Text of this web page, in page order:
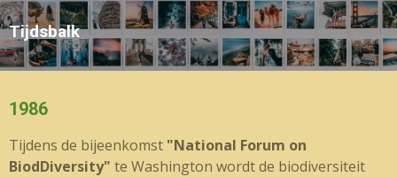
Tijdsbalk
1986
Tijdens de bijeenkomst "National Forum on
BiodDiversity" te Washington wordt de biodiversiteit